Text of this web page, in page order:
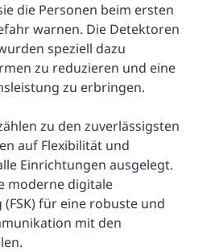
die Personen beim ersten
warnen. Die Detektoren
speziell dazu
zu reduzieren und eine
zu erbringen.
zu den zuverlässigsten
auf Flexibilität und
Einrichtungen ausgelegt.
moderne digitale
für eine robuste und
mit den